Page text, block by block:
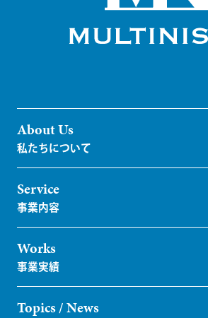
About Us
Service
Works
Topics / News